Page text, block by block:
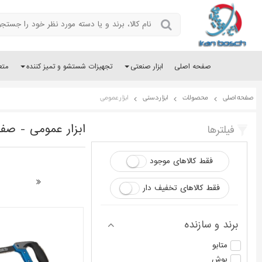
صفحه اصلی ابزار صنعتی تجهیزات شستشو و تمیز کننده
صفحه اصلی محصولات ابزار دستی ابزار عمومی
فیلترها
فقط کالاهای موجود
فقط کالاهای تخفیف دار
برند و سازنده
متابو
بوش
ابزار عمومی -